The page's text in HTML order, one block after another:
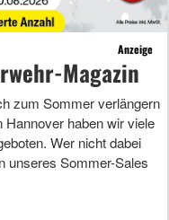
Anzeige
Magazin
zum Sommer verlängern
haben wir viele
Wer nicht dabei
unseres Sommer-Sales